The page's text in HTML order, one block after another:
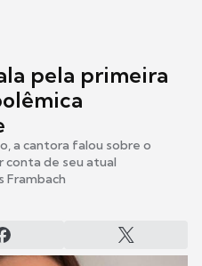
pela primeira
a cantora falou sobre o
de seu atual
Frambach